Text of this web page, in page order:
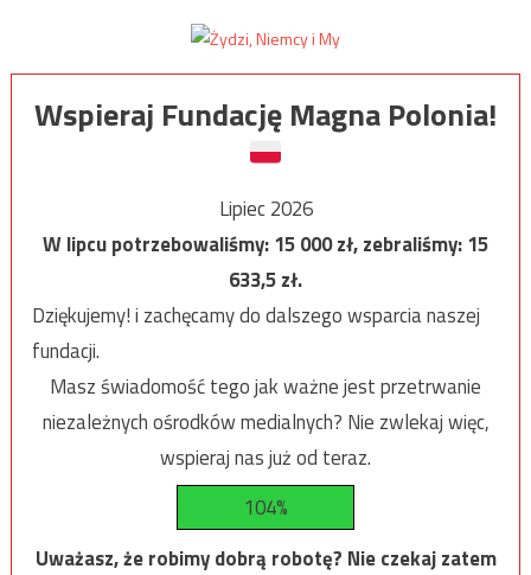
Wspieraj Fundację Magna Polonia!
Lipiec 2026
W lipcu potrzebowaliśmy:15 000zł, zebraliśmy:15
633,5zł.
Dziękujemy! i zachęcamy do dalszego wsparcia naszej
fundacji.
Masz świadomość tego jak ważne jest przetrwanie
niezależnych ośrodków medialnych? Nie zwlekaj więc,
wspieraj nas już od teraz.
104%
Uważasz, że robimy dobrą robotę? Nie czekaj zatem